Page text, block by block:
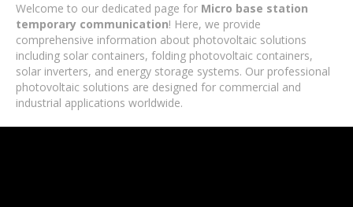
Welcome to our dedicated page for Micro base station
temporary communication! Here, we provide
comprehensive information about photovoltaic solutions
including solar containers, folding photovoltaic containers,
solar inverters, and energy storage systems. Our professional
photovoltaic solutions are designed for commercial and
industrial applications worldwide.